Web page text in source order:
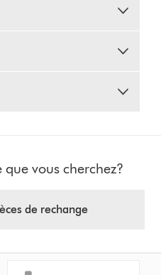
que vous cherchez?
de rechange